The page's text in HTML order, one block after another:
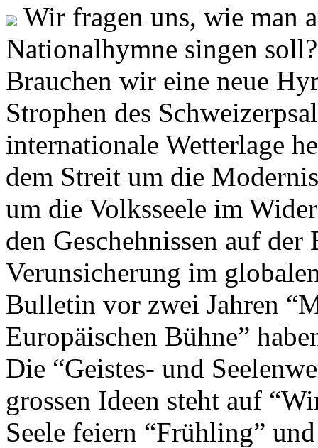
Wir fragen uns, wie man
Nationalhymne singen
Brauchen wir eine neue
Strophen des
internationale Wetterlage
dem Streit um die
um die Volksseele im
den Geschehnissen auf
Verunsicherung im
Bulletin vor zwei Jahren
Europäischen Bühne”
Die “Geistes- und
grossen Ideen steht auf
Seele feiern “Frühling”